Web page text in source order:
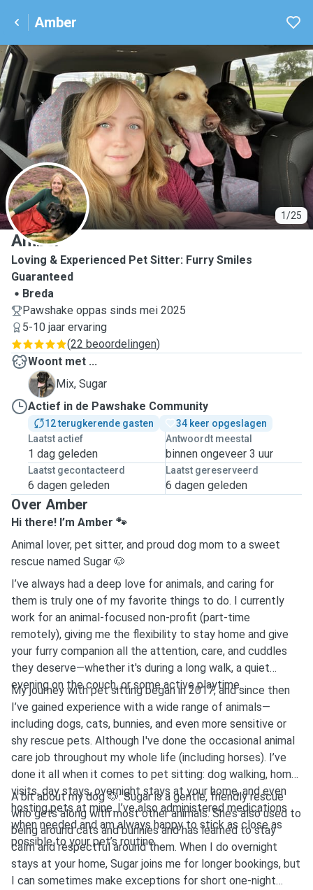
Amber
1/25
A
Amber
Loving & Experienced Pet Sitter: Furry Smiles
Guaranteed
Breda
Pawshake oppas sinds mei 2025
5-10 jaar ervaring
(22 beoordelingen)
Woont met ...
S
Mix, Sugar
Actief in de Pawshake Community
12 terugkerende gasten
34 keer opgeslagen
Laatst actief
1 dag geleden
Antwoordt meestal
binnen ongeveer 3 uur
Laatst gecontacteerd
6 dagen geleden
Laatst gereserveerd
6 dagen geleden
Over Amber
Hi there! I’m Amber 🐾
Animal lover, pet sitter, and proud dog mom to a sweet
rescue named Sugar 🐶
I’ve always had a deep love for animals, and caring for
them is truly one of my favorite things to do. I currently
work for an animal-focused non-profit (part-time
remotely), giving me the flexibility to stay home and give
your furry companion all the attention, care, and cuddles
they deserve—whether it's during a long walk, a quiet
evening on the couch, or some active playtime.
My journey with pet sitting began in 2017, and since then
I’ve gained experience with a wide range of animals—
including dogs, cats, bunnies, and even more sensitive or
shy rescue pets. Although I've done the occasional animal
care job throughout my whole life (including horses). I’ve
done it all when it comes to pet sitting: dog walking, home
visits, day stays, overnight stays at your home, and even
hosting pets at mine. I’ve also administered medications
when needed and am always happy to stick as close as
possible to your pet’s routine.
A bit about my dog 🐶: Sugar is a gentle, friendly rescue
who gets along with most other animals. She’s also used to
being around cats and bunnies and has learned to stay
calm and respectful around them. When I do overnight
stays at your home, Sugar joins me for longer bookings, but
I can sometimes make exceptions for short one-night